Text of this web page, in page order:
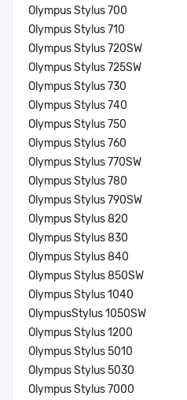
Olympus Stylus 700
Olympus Stylus 710
Olympus Stylus 720SW
Olympus Stylus 725SW
Olympus Stylus 730
Olympus Stylus 740
Olympus Stylus 750
Olympus Stylus 760
Olympus Stylus 770SW
Olympus Stylus 780
Olympus Stylus 790SW
Olympus Stylus 820
Olympus Stylus 830
Olympus Stylus 840
Olympus Stylus 850SW
Olympus Stylus 1040
OlympusStylus 1050SW
Olympus Stylus 1200
Olympus Stylus 5010
Olympus Stylus 5030
Olympus Stylus 7000